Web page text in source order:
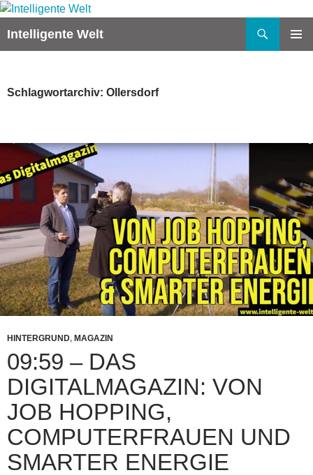
Zum
springen
Intelligente Welt
Schlagwortarchiv: Ollersdorf
HINTERGRUND, MAGAZIN
09:59 – DAS
DIGITALMAGAZIN: VON
JOB HOPPING,
COMPUTERFRAUEN UND
SMARTER ENERGIE